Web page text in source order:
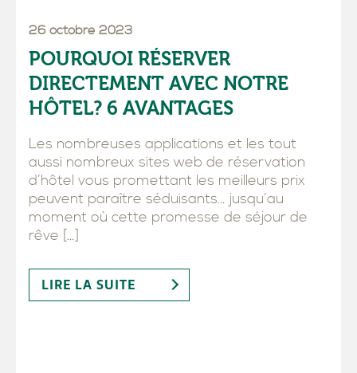
26 octobre 2023
POURQUOI RÉSERVER
DIRECTEMENT AVEC NOTRE
HÔTEL? 6 AVANTAGES
Les nombreuses applications et les tout
aussi nombreux sites web de réservation
d’hôtel vous promettant les meilleurs prix
peuvent paraître séduisants… jusqu’au
moment où cette promesse de séjour de
rêve […]
LIRE LA SUITE